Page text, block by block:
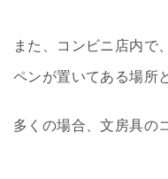
また、コンビニ店内で
ペンが置いてある場所
多くの場合、文房具の